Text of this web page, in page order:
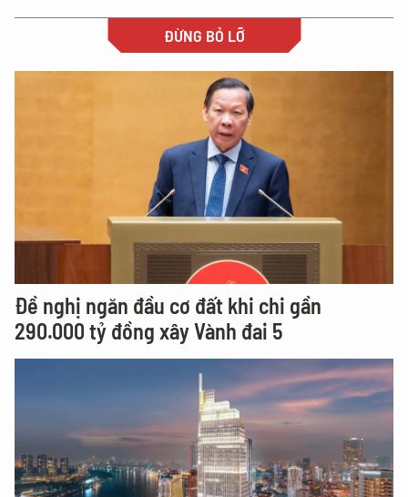
ĐỪNG BỎ LỠ
Đề nghị ngăn đầu cơ đất khi chi gần
290.000 tỷ đồng xây Vành đai 5